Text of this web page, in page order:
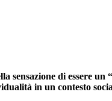
sensazione di essere
in un contesto